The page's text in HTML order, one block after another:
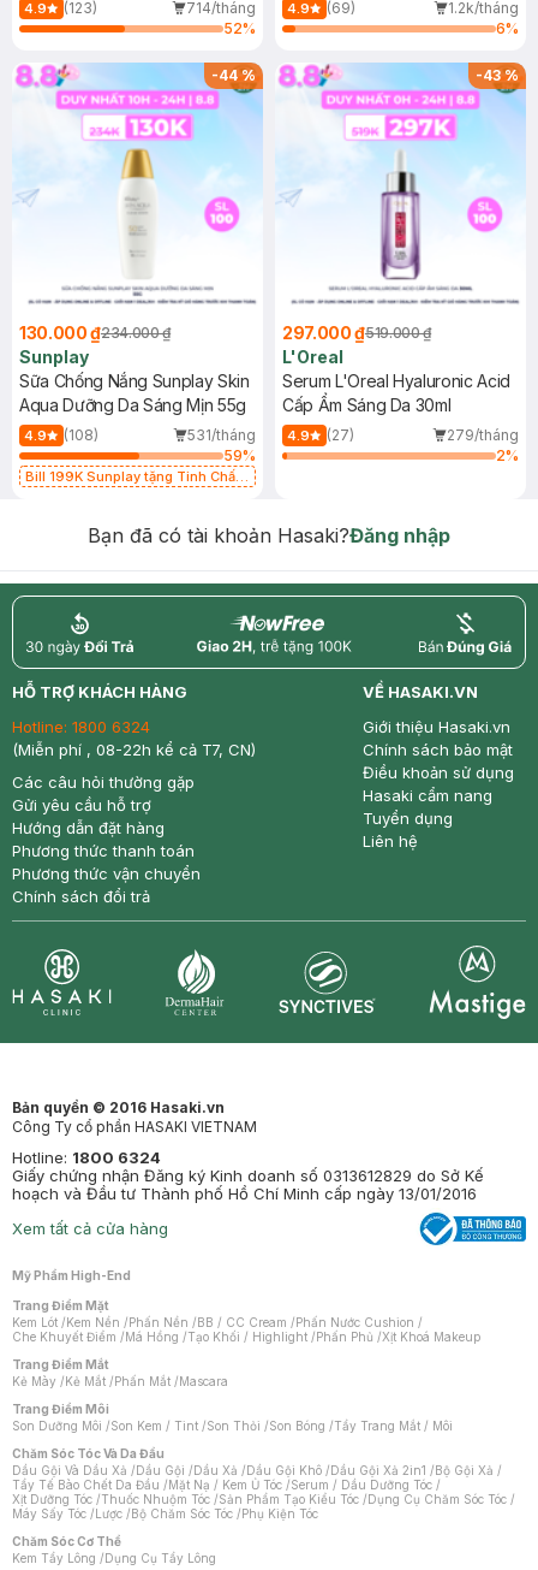
4.9 (123)
714/tháng
52%
4.9 (69)
1.2k/tháng
6%
-44%
130.000 ₫234.000 ₫
Sunplay
Sữa Chống Nắng Sunplay Skin
Aqua Dưỡng Da Sáng Mịn 55g
4.9 (108)
531/tháng
59%
Bill 199K Sunplay tặng Tinh Chất
-43%
297.000 ₫519.000 ₫
L'Oreal
Serum L'Oreal Hyaluronic Acid
Cấp Ẩm Sáng Da 30ml
4.9 (27)
279/tháng
2%
Bạn đã có tài khoản Hasaki?Đăng nhập
return nowfree price
HỖ TRỢ KHÁCH HÀNG
Hotline: 1800 6324
(Miễn phí , 08-22h kể cả T7, CN)
Các câu hỏi thường gặp
Gửi yêu cầu hỗ trợ
Hướng dẫn đặt hàng
Phương thức thanh toán
Phương thức vận chuyển
Chính sách đổi trả
VỀ HASAKI.VN
Giới thiệu Hasaki.vn
Chính sách bảo mật
Điều khoản sử dụng
Hasaki cẩm nang
Tuyển dụng
Liên hệ
Bản quyền © 2016 Hasaki.vn
Công Ty cổ phần HASAKI VIETNAM
Hotline: 1800 6324
Giấy chứng nhận Đăng ký Kinh doanh số 0313612829 do Sở Kế
hoạch và Đầu tư Thành phố Hồ Chí Minh cấp ngày 13/01/2016
Xem tất cả cửa hàng
Mỹ Phẩm High-End
Trang Điểm Mặt
Kem Lót /Kem Nền /Phấn Nền /BB / CC Cream /Phấn Nước Cushion /
Che Khuyết Điểm /Má Hồng /Tạo Khối / Highlight /Phấn Phủ /Xịt Khoá Makeup
Trang Điểm Mắt
Kẻ Mày /Kẻ Mắt /Phấn Mắt /Mascara
Trang Điểm Môi
Son Dưỡng Môi /Son Kem / Tint /Son Thỏi /Son Bóng /Tẩy Trang Mắt / Môi
Chăm Sóc Tóc Và Da Đầu
Dầu Gội Và Dầu Xả /Dầu Gội /Dầu Xả /Dầu Gội Khô /Dầu Gội Xả 2in1 /Bộ Gội Xả /
Tẩy Tế Bào Chết Da Đầu /Mặt Nạ / Kem Ủ Tóc /Serum / Dầu Dưỡng Tóc /
Xịt Dưỡng Tóc /Thuốc Nhuộm Tóc /Sản Phẩm Tạo Kiểu Tóc /Dụng Cụ Chăm Sóc Tóc /
Máy Sấy Tóc /Lược /Bộ Chăm Sóc Tóc /Phụ Kiện Tóc
Chăm Sóc Cơ Thể
Kem Tẩy Lông /Dụng Cụ Tẩy Lông